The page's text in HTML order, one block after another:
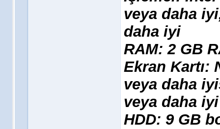
veya daha
daha iyi
RAM: 2 GB
Ekran Kartı:
veya daha
veya daha iyi
HDD: 9 GB